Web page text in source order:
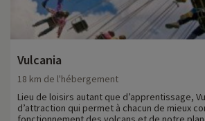
Vulcania
18 km de l'hébergement
Lieu de loisirs autant que d’apprentissage,
d’attraction qui permet à chacun de mieux